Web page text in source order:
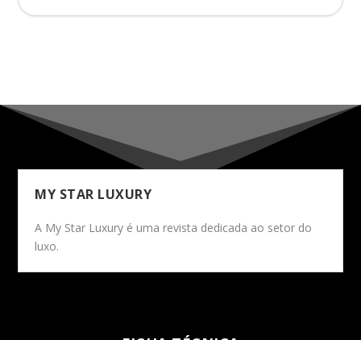
MY STAR LUXURY
A My Star Luxury é uma revista dedicada ao setor do
luxo.